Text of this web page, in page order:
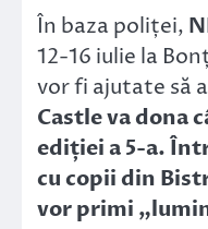
În baza poliței,
12-16 iulie la
vor fi ajutate să
Castle va dona
ediției a 5-a.
cu copii din
vor primi